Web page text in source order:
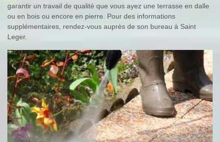
garantir un travail de qualité que vous ayez une terrasse en dalle
ou en bois ou encore en pierre. Pour des informations
supplémentaires, rendez-vous auprès de son bureau à Saint
Leger.